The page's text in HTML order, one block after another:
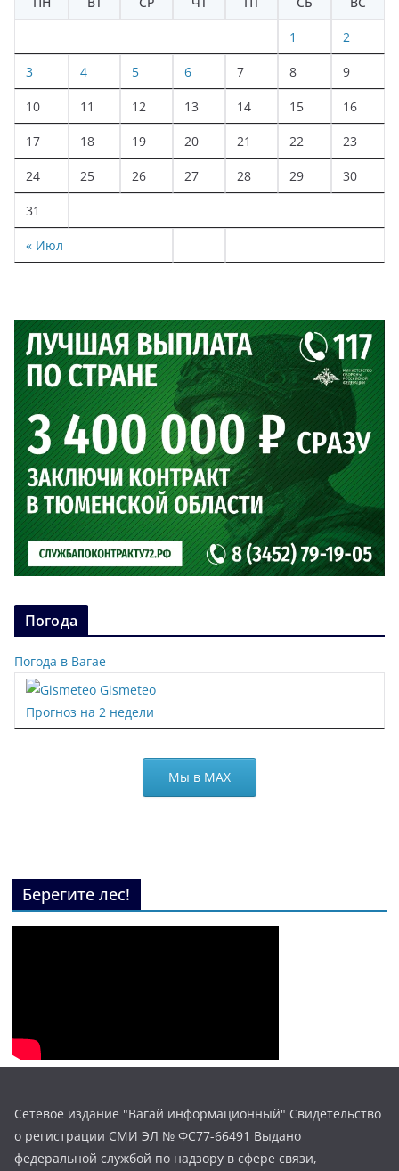
« Июл
1 2
3 4 5 6 7 8 9
10 11 12 13 14 15 16
17 18 19 20 21 22 23
24 25 26 27 28 29 30
31
Погода
Погода в Вагае
Gismeteo
Прогноз на 2 недели
Мы в МАХ
Берегите лес!
Сетевое издание "Вагай информационный" Свидетельство
о регистрации СМИ ЭЛ № ФС77-66491 Выдано
федеральной службой по надзору в сфере связи,